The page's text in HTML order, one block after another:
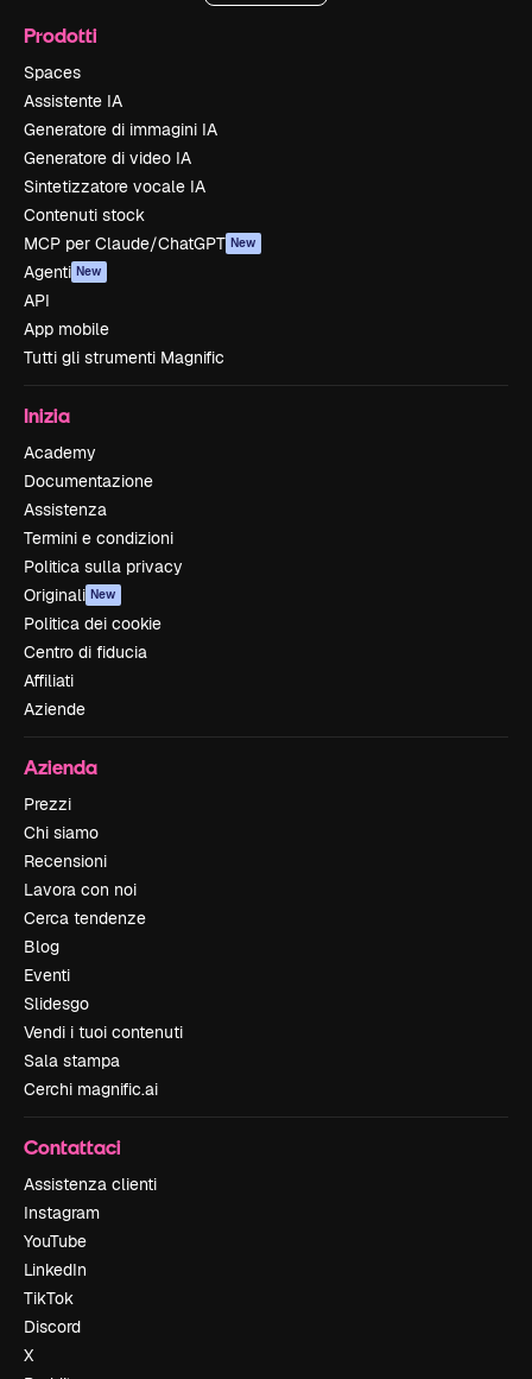
Prodotti
Spaces
Assistente IA
Generatore di immagini IA
Generatore di video IA
Sintetizzatore vocale IA
Contenuti stock
MCP per Claude/ChatGPT New
Agenti New
API
App mobile
Tutti gli strumenti Magnific
Inizia
Academy
Documentazione
Assistenza
Termini e condizioni
Politica sulla privacy
Originali New
Politica dei cookie
Centro di fiducia
Affiliati
Aziende
Azienda
Prezzi
Chi siamo
Recensioni
Lavora con noi
Cerca tendenze
Blog
Eventi
Slidesgo
Vendi i tuoi contenuti
Sala stampa
Cerchi magnific.ai
Contattaci
Assistenza clienti
Instagram
YouTube
LinkedIn
TikTok
Discord
X